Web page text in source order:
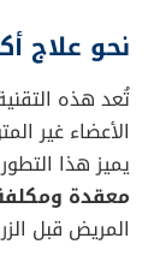
نحو علاج
تُعد هذه
الأعضاء غير
يميز هذا
معقدة
المريض قبل